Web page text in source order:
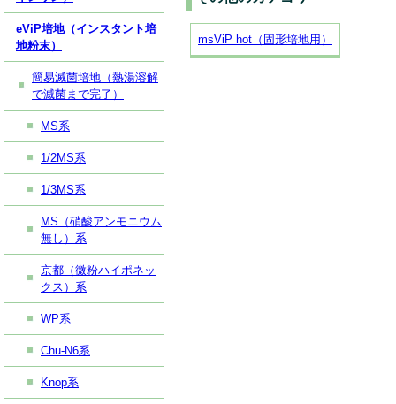
msViP hot（固形培地用）
eViP培地（インスタント培
地粉末）
簡易滅菌培地（熱湯溶解
で滅菌まで完了）
MS系
1/2MS系
1/3MS系
MS（硝酸アンモニウム
無し）系
京都（微粉ハイポネッ
クス）系
WP系
Chu-N6系
Knop系